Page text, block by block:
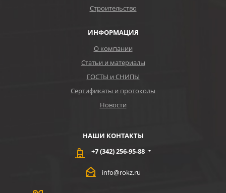
Строительство
ИНФОРМАЦИЯ
О компании
Статьи и материалы
ГОСТЫ и СНИПЫ
Сертификаты и протоколы
Новости
НАШИ КОНТАКТЫ
+7 (342) 256-95-88
info@rokz.ru